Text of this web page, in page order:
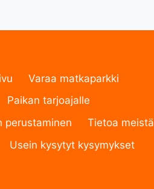
Varaa matkaparkki
Paikan tarjoajalle
perustaminen
Tietoa meistä
Usein kysytyt kysymykset